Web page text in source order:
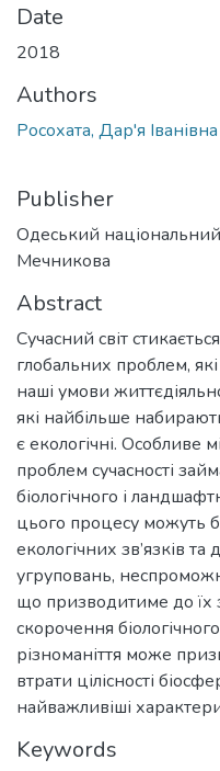
Date
2018
Authors
Росохата, Дар'я Іванівна
Publisher
Одеський національний
Мечникова
Abstract
Сучасний світ
глобальних проблем,
наші умови
які найбільше
є екологічні. Особливе
проблем сучасності
біологічного і
цього процесу можуть
екологічних зв’язків
угруповань,
що призводитиме до
скорочення
різноманіття може
втрати цілісності
найважливіші
Keywords